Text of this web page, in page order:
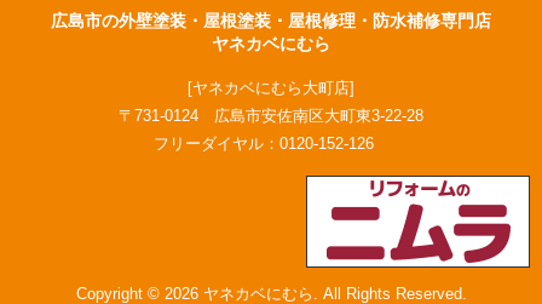
広島市の外壁塗装・屋根塗装・屋根修理・防水補修専門店
ヤネカベにむら
[ヤネカベにむら大町店]
〒731-0124 広島市安佐南区大町東3-22-28
フリーダイヤル： 0120-152-126
Copyright © 2026 ヤネカベにむら. All Rights Reserved.